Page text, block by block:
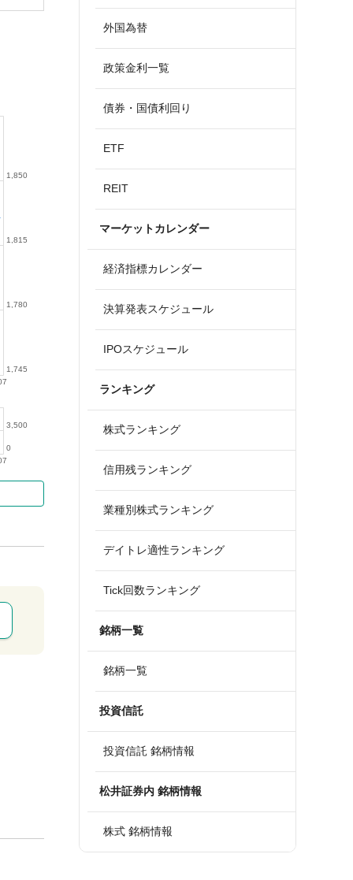
1,745
1,780
1,815
1,850
0
3,500
外国為替
政策金利一覧
債券・国債利回り
ETF
REIT
マーケットカレンダー
経済指標カレンダー
決算発表スケジュール
IPOスケジュール
ランキング
株式ランキング
信用残ランキング
業種別株式ランキング
デイトレ適性ランキング
Tick回数ランキング
銘柄一覧
銘柄一覧
投資信託
投資信託 銘柄情報
松井証券内 銘柄情報
株式 銘柄情報